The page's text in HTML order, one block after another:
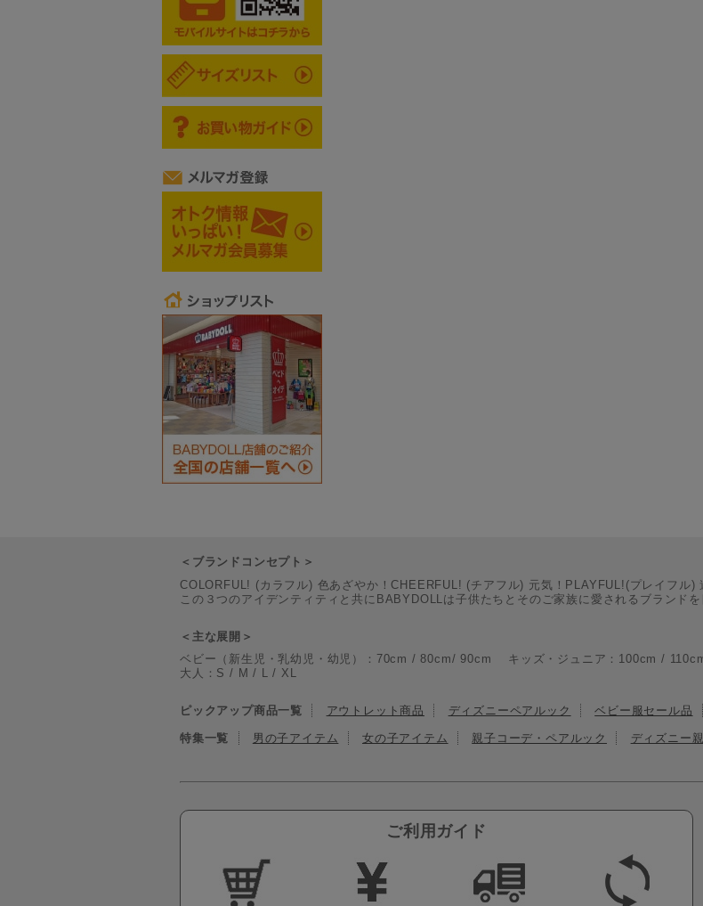
＜ブランドコンセプト＞
COLORFUL! (カラフル) 色あざやか！CHEERFUL! (チアフル) 元気！PLAYFUL!(プレイフル)
この３つのアイデンティティと共にBABYDOLLは子供たちとそのご家族に愛されるブランドを
＜主な展開＞
ベビー（新生児・乳幼児・幼児）：70cm / 80cm/ 90cm キッズ・ジュニア：100cm /
大人：S / M / L / XL
ピックアップ商品一覧 アウトレット商品 ディズニーペアルック ベビー服セール品
特集一覧 男の子アイテム 女の子アイテム 親子コーデ・ペアルック ディズニー
ご利用ガイド